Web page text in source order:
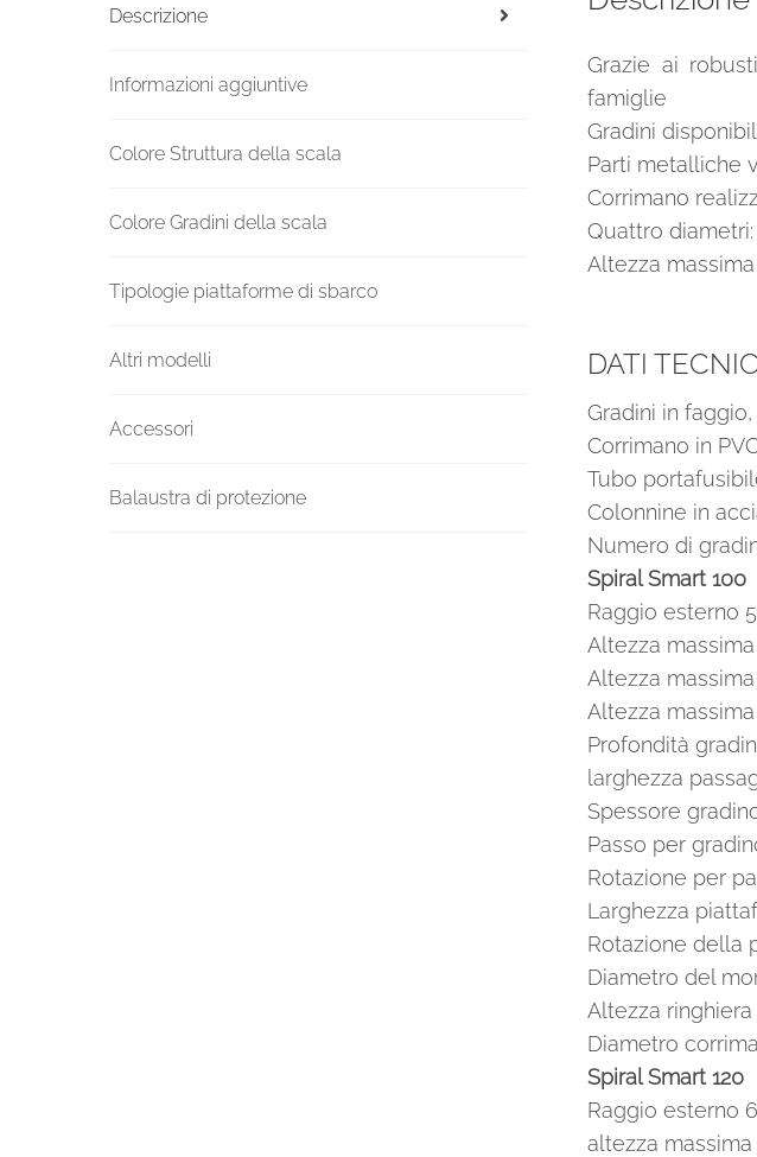
120
Descrizione
Informazioni aggiuntive
Colore Struttura della scala
Colore Gradini della scala
Tipologie piattaforme di sbarco
Altri modelli
Accessori
Balaustra di protezione
Grazie ai
famiglie
Gradini
Parti metalliche
Corrimano
Quattro diametri:
Altezza
DATI
Gradini in
Corrimano in
Tubo
Colonnine in
Numero di
Spiral Smart 100
Raggio esterno
Altezza
Altezza
Altezza
Profondità
larghezza
Spessore
Passo per
Rotazione per
Larghezza
Rotazione della
Diametro del
Altezza
Diametro
Spiral Smart 120
Raggio esterno
altezza